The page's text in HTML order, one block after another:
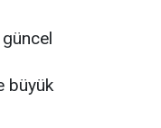
büyük